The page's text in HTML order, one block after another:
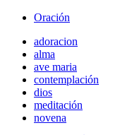
Oración
adoracion
alma
ave maria
contemplación
dios
meditación
novena